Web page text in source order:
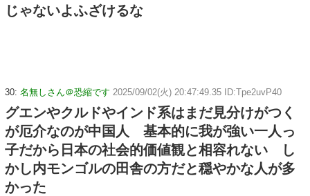
じゃないよふざけるな
30: 名無しさん＠恐縮です 2025/09/02(火) 20:47:49.35 ID:Tpe2uvP40
グエンやクルドやインド系はまだ見分けがつく
が厄介なのが中国人 基本的に我が強い一人っ
子だから日本の社会的価値観と相容れない し
かし内モンゴルの田舎の方だと穏やかな人が多
かった